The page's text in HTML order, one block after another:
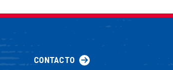
CONTACTO